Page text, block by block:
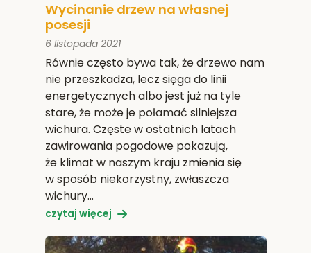
Wycinanie drzew na własnej
posesji
6 listopada 2021
Równie często bywa tak, że drzewo nam
nie przeszkadza, lecz sięga do linii
energetycznych albo jest już na tyle
stare, że może je połamać silniejsza
wichura. Częste w ostatnich latach
zawirowania pogodowe pokazują,
że klimat w naszym kraju zmienia się
w sposób niekorzystny, zwłaszcza
wichury…
czytaj więcej